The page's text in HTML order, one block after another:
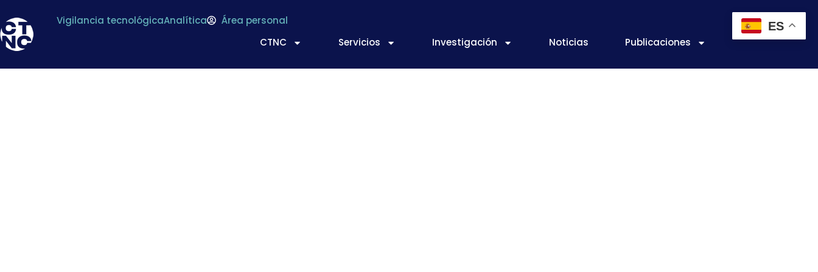
Vigilancia tecnológicaAnalítica
Área personal
CTNC
Servicios Investigación Noticias Publicaciones
ES